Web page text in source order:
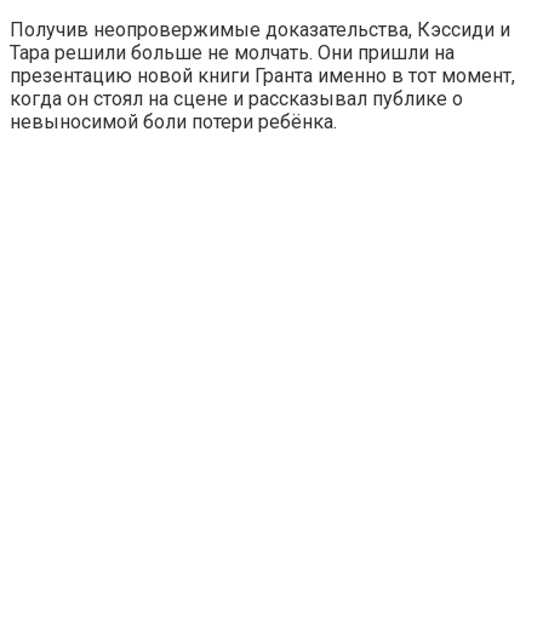
Получив неопровержимые доказательства, Кэссиди и
Тара решили больше не молчать. Они пришли на
презентацию новой книги Гранта именно в тот момент,
когда он стоял на сцене и рассказывал публике о
невыносимой боли потери ребёнка.